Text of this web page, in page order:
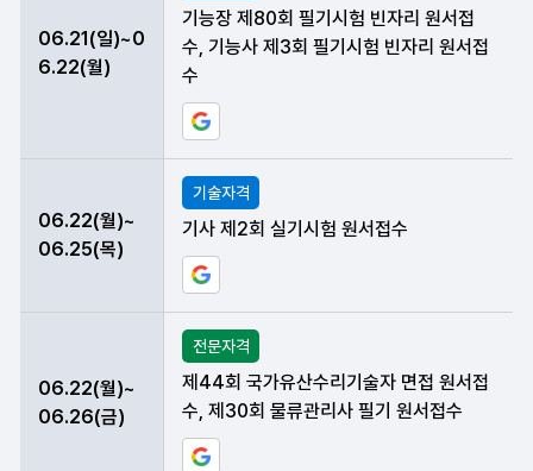
06.21(일)~0
6.22(월)
기능장 제80회 필기시험 빈자리 원서접
수, 기능사 제3회 필기시험 빈자리 원서접
수
구글 일정에 현재 데이터 등록하기
06.22(월)~
06.25(목)
기술자격
기사 제2회 실기시험 원서접수
구글 일정에 현재 데이터 등록하기
06.22(월)~
06.26(금)
전문자격
제44회 국가유산수리기술자 면접 원서접
수, 제30회 물류관리사 필기 원서접수
구글 일정에 현재 데이터 등록하기